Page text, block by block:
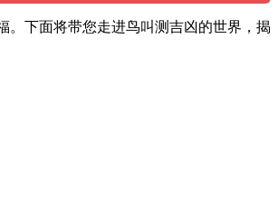
。下面将带您走进鸟叫测吉凶的世界，揭